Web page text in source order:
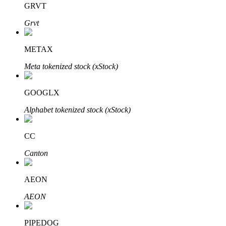
Блокировки BTR
Эксклюзивные инвестиции для владельцев BTR
Кредиты
GRVT
Grvt
METAX
Meta tokenized stock (xStock)
GOOGLX
Alphabet tokenized stock (xStock)
CC
Canton
AEON
AEON
PIPEDOG